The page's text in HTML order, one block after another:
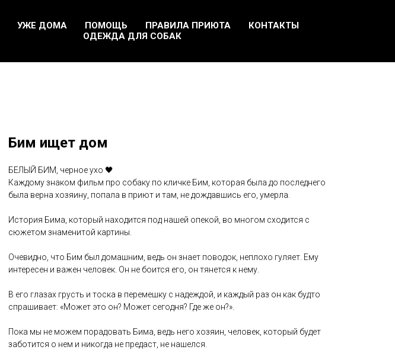
УЖЕ ДОМА ПОМОЩЬ ПРАВИЛА ПРИЮТА
КОНТАКТЫ
ОДЕЖДА ДЛЯ СОБАК
Бим ищет дом
БЕЛЫЙ БИМ, черное ухо 🖤
Каждому знаком фильм про собаку по кличке Бим, которая была до последнего
была верна хозяину, попала в приют и там, не дождавшись его, умерла.
История Бима, который находится под нашей опекой, во многом сходится с
сюжетом знаменитой картины.
Очевидно, что Бим был домашним, ведь он знает поводок, неплохо гуляет. Ему
интересен и важен человек. Он не боится его, он тянется к нему.
В его глазах грусть и тоска в перемешку с надеждой, и каждый раз он как будто
спрашивает: «Может это он? Может сегодня? Где же он?».
Пока мы не можем порадовать Бима, ведь него хозяин, человек, который будет
заботится о нем и никогда не предаст, не нашелся.